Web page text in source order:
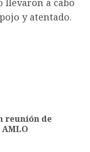
llevaron a cabo
y atentado.
reunión de